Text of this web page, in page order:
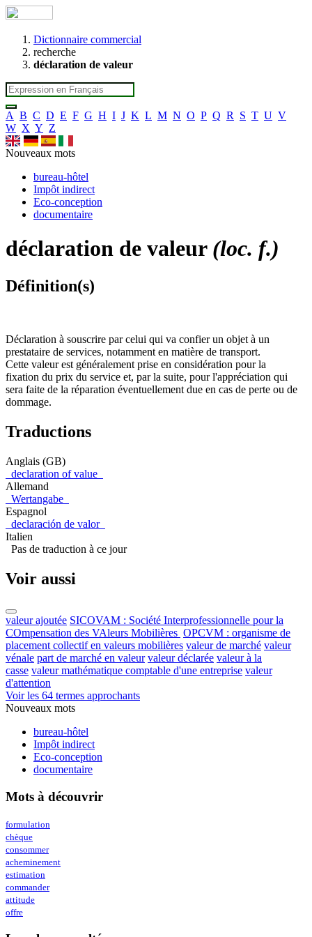
Dictionnaire commercial
recherche
déclaration de valeur
A B C D E F G H I J K L M N O P Q R S T U V
W X Y Z
Nouveaux mots
bureau-hôtel
Impôt indirect
Eco-conception
documentaire
déclaration de valeur (loc. f.)
Définition(s)
Déclaration à souscrire par celui qui va confier un objet à un
prestataire de services, notamment en matière de transport.
Cette valeur est généralement prise en considération pour la
fixation du prix du service et, par la suite, pour l'appréciation qui
sera faite de la réparation éventuellement due en cas de perte ou de
dommage.
Traductions
Anglais (GB)
declaration of value
Allemand
Wertangabe
Espagnol
declaración de valor
Italien
Pas de traduction à ce jour
Voir aussi
valeur ajoutée SICOVAM : Société Interprofessionnelle pour la
COmpensation des VAleurs Mobilières OPCVM : organisme de
placement collectif en valeurs mobilières valeur de marché valeur
vénale part de marché en valeur valeur déclarée valeur à la
casse valeur mathématique comptable d'une entreprise valeur
d'attention
Voir les 64 termes approchants
Nouveaux mots
bureau-hôtel
Impôt indirect
Eco-conception
documentaire
Mots à découvrir
formulation
chèque
consommer
acheminement
estimation
commander
attitude
offre